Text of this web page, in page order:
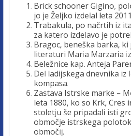
Brick schooner Gigino,
jo je Željko izdelal leta
Trabakula, po načrtih iz
za katero izdelavo je
Bragoc, beneška barka, ki
literaturi Maria Marzaria
Beležnice kap. Anteja
Del ladijskega dnevnika iz
kompasa.
Zastava Istrske marke –
leta 1880, ko so Krk, Cres
stoletju še pripadali isti
območje istrskega
območij.